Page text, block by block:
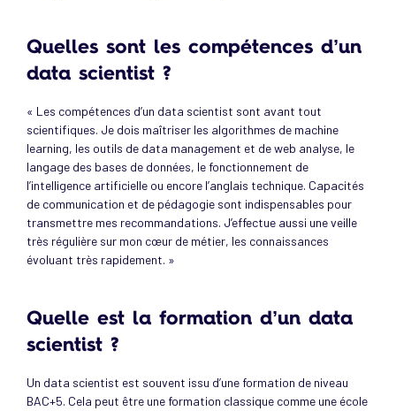
Quelles sont les compétences d’un
data scientist ?
« Les compétences d’un data scientist sont avant tout
scientifiques. Je dois maîtriser les algorithmes de machine
learning, les outils de data management et de web analyse, le
langage des bases de données, le fonctionnement de
l’intelligence artificielle ou encore l’anglais technique. Capacités
de communication et de pédagogie sont indispensables pour
transmettre mes recommandations. J’effectue aussi une veille
très régulière sur mon cœur de métier, les connaissances
évoluant très rapidement. »
Quelle est la formation d’un data
scientist ?
Un data scientist est souvent issu d’une formation de niveau
BAC+5. Cela peut être une formation classique comme une école